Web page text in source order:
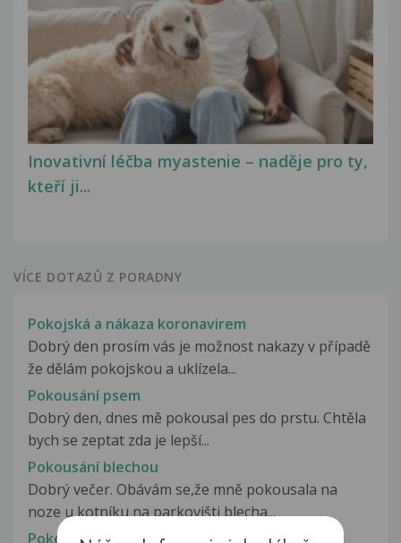
Inovativní léčba myastenie – naděje pro ty,
kteří ji...
VÍCE DOTAZŮ Z PORADNY
Pokojská a nákaza koronavirem
Dobrý den prosím vás je možnost nakazy v případě
že dělám pokojskou a uklízela...
Pokousání psem
Dobrý den, dnes mě pokousal pes do prstu. Chtěla
bych se zeptat zda je lepší...
Pokousání blechou
Dobrý večer. Obávám se,že mně pokousala na
noze u kotníku na parkovišti blecha...
Pokousání blechou